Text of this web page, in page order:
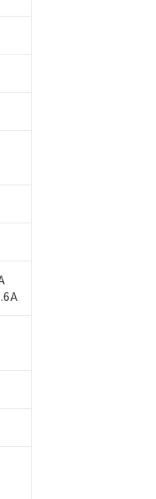
(税抜)を提供させていただ
ることをご了承ください。
ータに基づき作成されるも
オムロン制御機器販売店・
のある商品です。
出す予定はありません。
認中の商品です。
エーテル類(PBDE) 1000ppm以下、
） 1000ppm以下、フタル酸ジブチ
す。
役務取引許可)を取得する
ないよう必要な手段を講じ
武器並びにこれらの製造装
当該第三者に通知します。